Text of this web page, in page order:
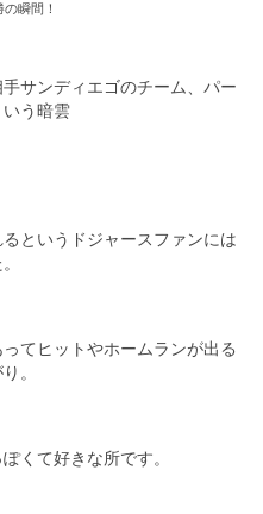
瞬間！
サンディエゴのチーム、パー
いう暗雲
というドジャースファンには
てヒットやホームランが出る
。
くて好きな所です。